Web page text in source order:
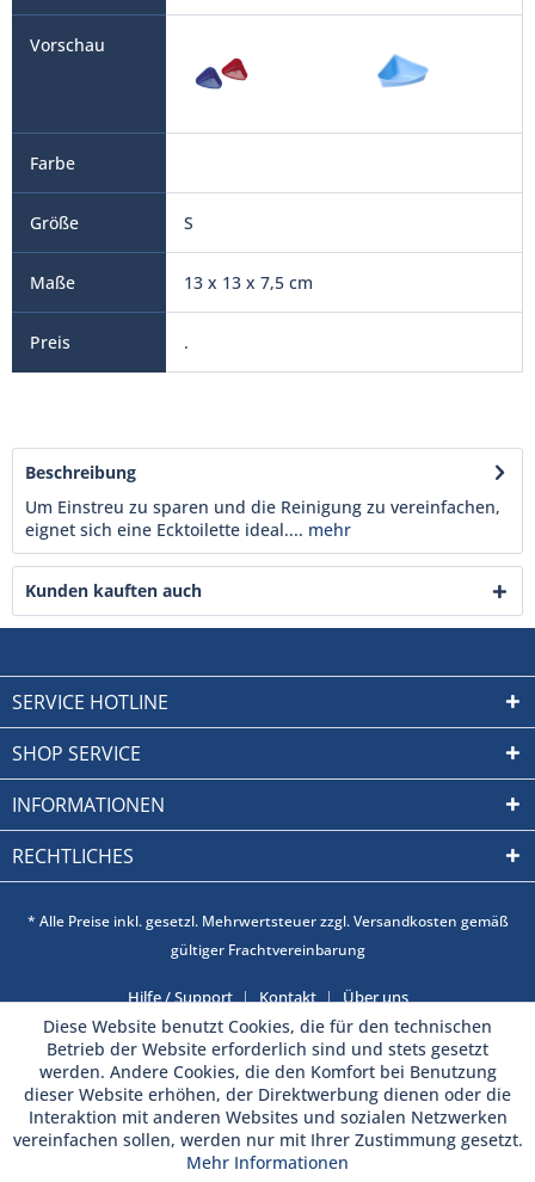
S
13 x 13 x 7,5 cm
.
Beschreibung
Um Einstreu zu sparen und die Reinigung zu vereinfachen,
eignet sich eine Ecktoilette ideal.... mehr
Kunden kauften auch
SERVICE HOTLINE
SHOP SERVICE
INFORMATIONEN
RECHTLICHES
* Alle Preise inkl. gesetzl. Mehrwertsteuer zzgl. Versandkosten gemäß
gültiger Frachtvereinbarung
Hilfe / Support Kontakt Über uns
Diese Website benutzt Cookies, die für den technischen
Betrieb der Website erforderlich sind und stets gesetzt
werden. Andere Cookies, die den Komfort bei Benutzung
dieser Website erhöhen, der Direktwerbung dienen oder die
Interaktion mit anderen Websites und sozialen Netzwerken
vereinfachen sollen, werden nur mit Ihrer Zustimmung gesetzt.
Mehr Informationen